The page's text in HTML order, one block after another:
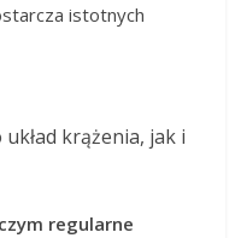
istotnych
krążenia, jak i
regularne